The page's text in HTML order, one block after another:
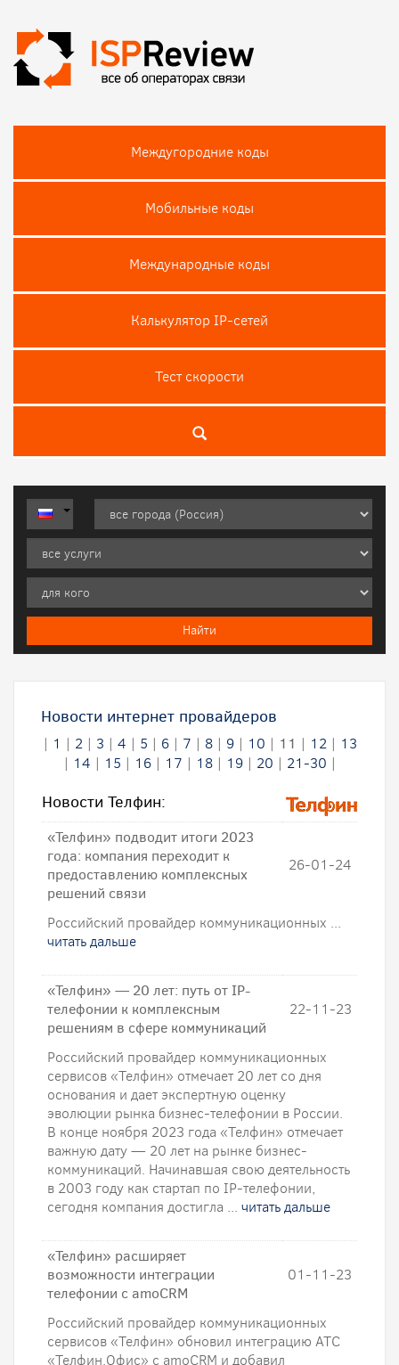
Междугородние коды
Мобильные коды
Международные коды
Калькулятор IP-сетей
Тест скороcти
Новости интернет провайдеров
| 1 | 2| 3 | 4 | 5 | 6| 7 | 8| 9| 10 | 11 | 12| 13
| 14 | 15 | 16| 17 | 18| 19| 20 | 21-30 |
Новости Телфин:
«Телфин» подводит итоги 2023
года: компания переходит к
предоставлению комплексных
решений связи
26-01-24
Российский провайдер коммуникационных ...
читать дальше
«Телфин» — 20 лет: путь от IP-
телефонии к комплексным
решениям в сфере коммуникаций
22-11-23
Российский провайдер коммуникационных
сервисов «Телфин» отмечает 20 лет со дня
основания и дает экспертную оценку
эволюции рынка бизнес-телефонии в России.
В конце ноября 2023 года «Телфин» отмечает
важную дату — 20 лет на рынке бизнес-
коммуникаций. Начинавшая свою деятельность
в 2003 году как стартап по IP-телефонии,
сегодня компания достигла ... читать дальше
«Телфин» расширяет
возможности интеграции
телефонии с amoCRM
01-11-23
Российский провайдер коммуникационных
сервисов «Телфин» обновил интеграцию АТС
«Телфин.Офис» с amoCRM и добавил